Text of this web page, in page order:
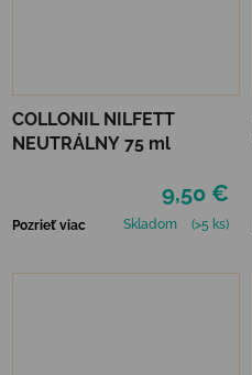
COLLONIL NILFETT
NEUTRÁLNY 75 ml
9,50 €
Pozrieť viac Skladom (>5 ks)